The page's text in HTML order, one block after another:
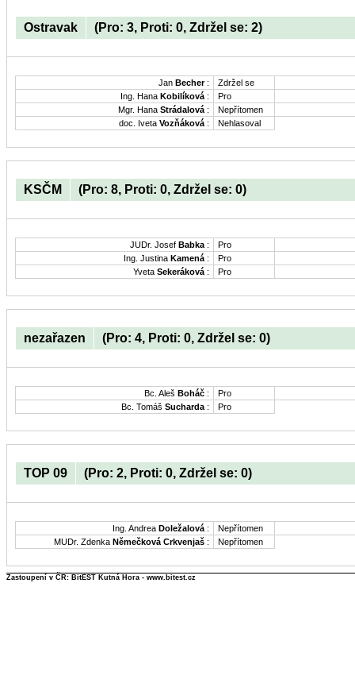
Ostravak (Pro: 3, Proti: 0, Zdržel se: 2)
Jan Becher:
Zdržel se
Ing. Hana Kobilíková :
Pro
Mgr. Hana Strádalová :
Nepřítomen
doc. Iveta Vozňáková : Nehlasoval
KSČM (Pro: 8, Proti: 0, Zdržel se: 0)
JUDr. Josef Babka :
Pro
Ing. Justina Kamená :
Pro
Yveta Sekeráková : Pro
nezařazen (Pro: 4, Proti: 0, Zdržel se: 0)
Bc. Aleš Boháč :
Pro
Bc. Tomáš Sucharda : Pro
TOP 09 (Pro: 2, Proti: 0, Zdržel se: 0)
Ing. Andrea Doležalová :
Nepřítomen
MUDr. Zdenka Němečková Crkvenjaš : Nepřítomen
Zastoupení v ČR: BitEST Kutná Hora - www.bitest.cz